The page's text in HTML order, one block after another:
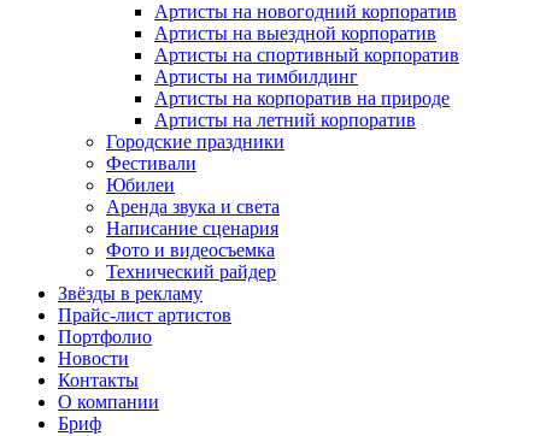
Артисты на новогодний корпоратив
Артисты на выездной корпоратив
Артисты на спортивный корпоратив
Артисты на тимбилдинг
Артисты на корпоратив на природе
Артисты на летний корпоратив
Городские праздники
Фестивали
Юбилеи
Аренда звука и света
Написание сценария
Фото и видеосъемка
Технический райдер
Звёзды в рекламу
Прайс-лист артистов
Портфолио
Новости
Контакты
О компании
Бриф